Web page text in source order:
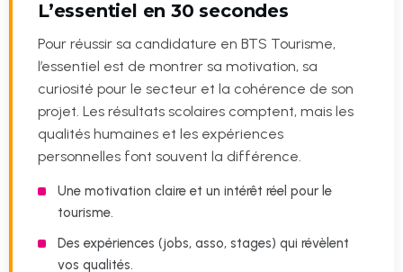
L’essentiel en 30 secondes
Pour réussir sa candidature en BTS Tourisme,
l’essentiel est de montrer sa motivation, sa
curiosité pour le secteur et la cohérence de son
projet. Les résultats scolaires comptent, mais les
qualités humaines et les expériences
personnelles font souvent la différence.
Une motivation claire et un intérêt réel pour le
tourisme.
Des expériences (jobs, asso, stages) qui révèlent
vos qualités.